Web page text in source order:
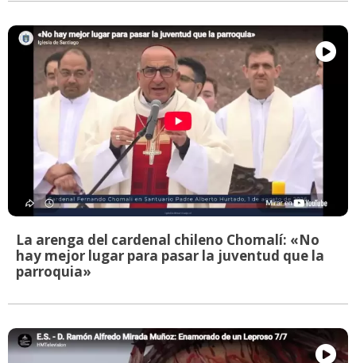
La arenga del cardenal chileno Chomalí: «No
hay mejor lugar para pasar la juventud que la
parroquia»